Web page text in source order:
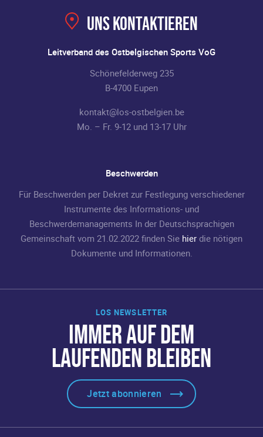
LOS NEWSLETTER
IMMER AUF DEM
LAUFENDEN BLEIBEN
Jetzt abonnieren
Uns kontaktieren
Leitverband des Ostbelgischen Sports VoG
Schönefelderweg 235
B-4700 Eupen
kontakt@los-ostbelgien.be
Mo. – Fr. 9-12 und 13-17 Uhr
Beschwerden
Für Beschwerden per Dekret zur Festlegung verschiedener
Instrumente des Informations- und
Beschwerdemanagements In der Deutschsprachigen
Gemeinschaft vom 21.02.2022 finden Sie hier die nötigen
Dokumente und Informationen.